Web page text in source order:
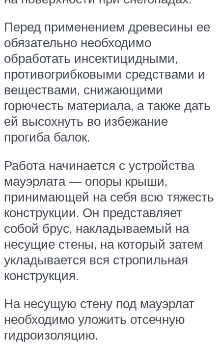
Перед применением древесины ее
обязательно необходимо
обработать инсектицидными,
противогрибковыми средствами и
веществами, снижающими
горючесть материала, а также дать
ей высохнуть во избежание
прогиба балок.
Работа начинается с устройства
мауэрлата — опоры крыши,
принимающей на себя всю тяжесть
конструкции. Он представляет
собой брус, накладываемый на
несущие стены, на который затем
укладывается вся стропильная
конструкция.
На несущую стену под мауэрлат
необходимо уложить отсечную
гидроизоляцию.